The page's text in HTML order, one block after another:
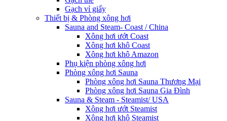
Gạch vỉ giấy
Thiết bị & Phòng xông hơi
Sauna and Steam- Coast / China
Xông hơi ướt Coast
Xông hơi khô Coast
Xông hơi khô Amazon
Phụ kiện phòng xông hơi
Phòng xông hơi Sauna
Phòng xông hơi Sauna Thương Mại
Phòng xông hơi Sauna Gia Đình
Sauna & Steam - Steamist/ USA
Xông hơi ướt Steamist
Xông hơi khô Steamist